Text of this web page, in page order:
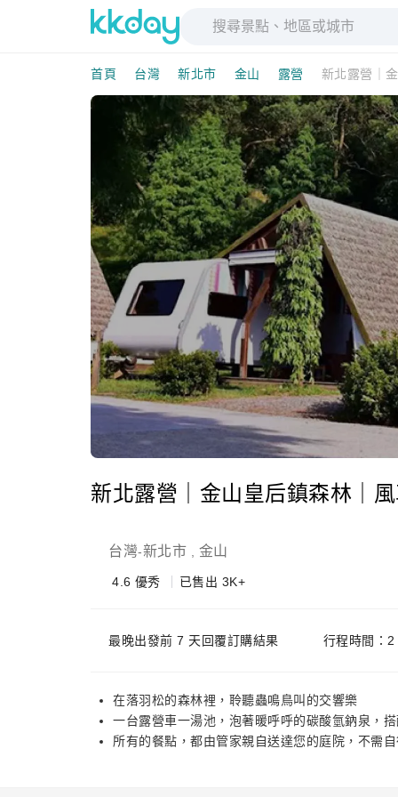
首頁 台灣 新北市 金山 露營 新北露營｜
新北露營｜金山皇后鎮森林｜
台灣-新北市 金山
4.6 優秀 已售出 3K+
最晚出發前 7 天回覆訂購結果 行程時間：2
在落羽松的森林裡，聆聽蟲鳴鳥叫的交響樂
一台露營車一湯池，泡著暖呼呼的碳酸氫鈉泉，
所有的餐點，都由管家親自送達您的庭院，不需